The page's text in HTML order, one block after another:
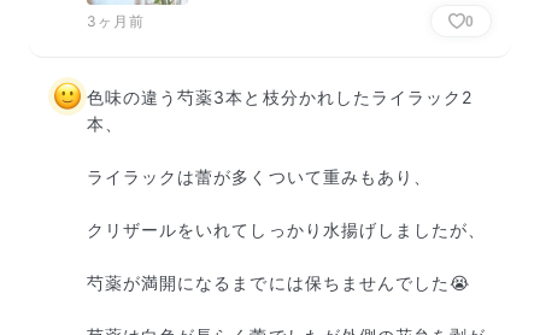
3ヶ月前 0
色味の違う芍薬3本と枝分かれしたライラック2
本、
ライラックは蕾が多くついて重みもあり、
クリザールをいれてしっかり水揚げしましたが、
芍薬が満開になるまでには保ちませんでした😭